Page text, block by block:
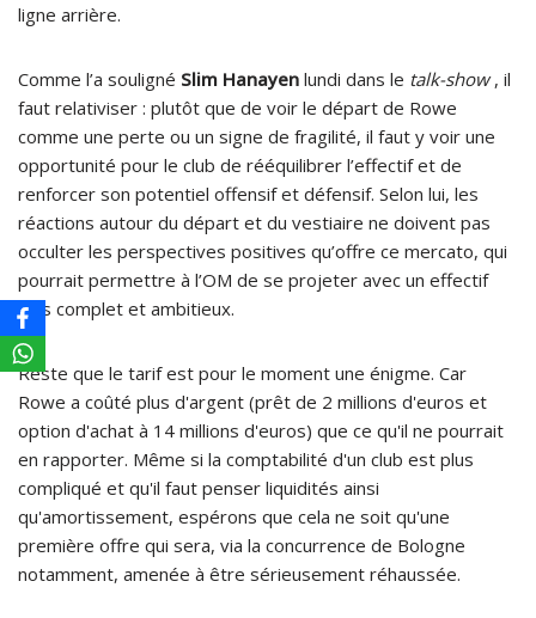
ligne arrière.
Comme l’a souligné Slim Hanayen lundi dans le talk-show, il
faut relativiser : plutôt que de voir le départ de Rowe
comme une perte ou un signe de fragilité, il faut y voir une
opportunité pour le club de rééquilibrer l’effectif et de
renforcer son potentiel offensif et défensif. Selon lui, les
réactions autour du départ et du vestiaire ne doivent pas
occulter les perspectives positives qu’offre ce mercato, qui
pourrait permettre à l’OM de se projeter avec un effectif
plus complet et ambitieux.
Reste que le tarif est pour le moment une énigme. Car
Rowe a coûté plus d'argent (prêt de 2 millions d'euros et
option d'achat à 14 millions d'euros) que ce qu'il ne pourrait
en rapporter. Même si la comptabilité d'un club est plus
compliqué et qu'il faut penser liquidités ainsi
qu'amortissement, espérons que cela ne soit qu'une
première offre qui sera, via la concurrence de Bologne
notamment, amenée à être sérieusement réhaussée.